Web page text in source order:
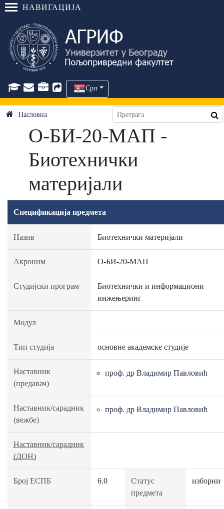
НАВИГАЦИЈА
Срп
Насловна
О-БИ-20-МАП -
Биотехнички
материјали
Спецификација предмета
Назив Биотехнички материјали
Акроним О-БИ-20-МАП
Студијски програм
Биотехнички и информациони
инжењеринг
Модул
Тип студија основне академске студије
Наставник
(предавач)
проф. др Владимир Павловић
Наставник/сарадник
(вежбе)
проф. др Владимир Павловић
Наставник/сарадник
(ДОН)
Број ЕСПБ 6.0
Статус
предмета
изборни